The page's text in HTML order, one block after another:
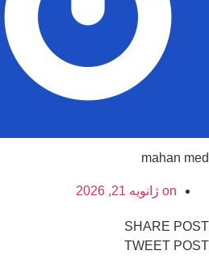
mahan med
on ژانویه 21, 2026
SHARE POST
TWEET POST